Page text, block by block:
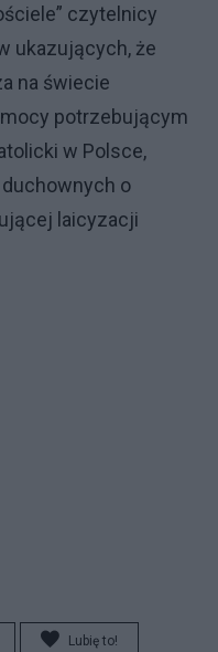
czytelnicy
ukazujących, że
na świecie
potrzebującym
w Polsce,
o
laicyzacji
Lubię to!